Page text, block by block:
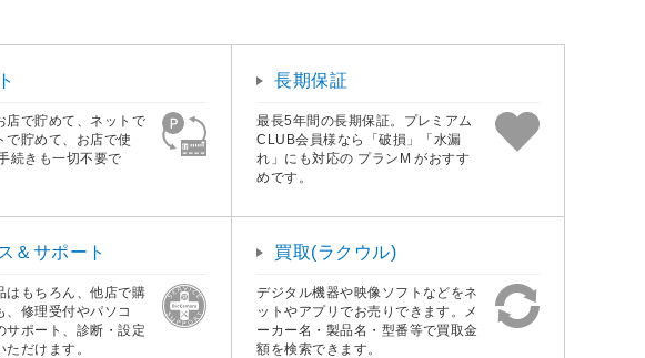
店で貯めて、ネットで
で貯めて、お店で使
続きも一切不要で
長期保証
最長5年間の長期保証。プレミアム
CLUB会員様なら「破損」「水漏
れ」にも対応の プランM がおすす
めです。
＆サポート
はもちろん、他店で購
、修理受付やパソコ
サポート、診断・設定
だけます。
買取(ラクウル)
デジタル機器や映像ソフトなどをネ
ットやアプリでお売りできます。メ
ーカー名・製品名・型番等で買取金
額を検索できます。